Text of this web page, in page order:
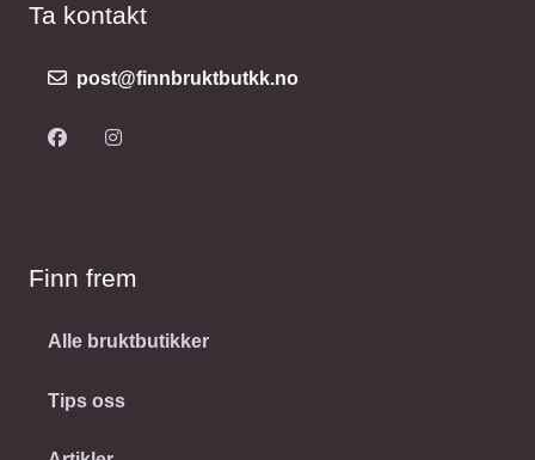
Ta kontakt
post@finnbruktbutkk.no
Finn frem
Alle bruktbutikker
Tips oss